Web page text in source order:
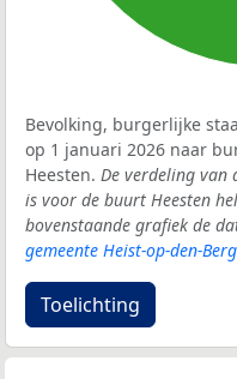
Bevolking, burgerlijke
op 1 januari 2026 naar
Heesten. De verdeling van
is voor de buurt Heesten
bovenstaande grafiek de
gemeente Heist-op-den-Berg
Toelichting